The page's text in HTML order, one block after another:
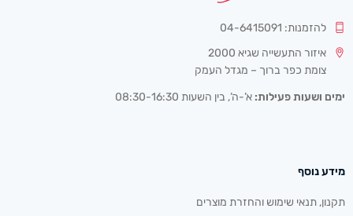
להזמנות: 04-6415091
איזור התעשייה שגיא 2000
צומת כפר ברוך – מגדל העמק
ימים ושעות פעילות: א’-ה’, בין השעות 08:30-16:30
מידע נוסף
תקנון, תנאי שימוש והחזרת מוצרים